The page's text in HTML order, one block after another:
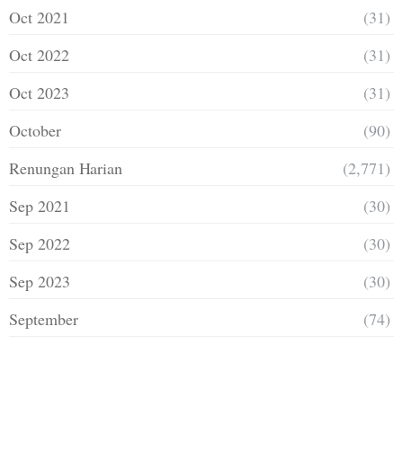
Oct 2021
(31)
Oct 2022
(31)
Oct 2023
(31)
October
(90)
Renungan Harian
(2,771)
Sep 2021
(30)
Sep 2022
(30)
Sep 2023
(30)
September
(74)